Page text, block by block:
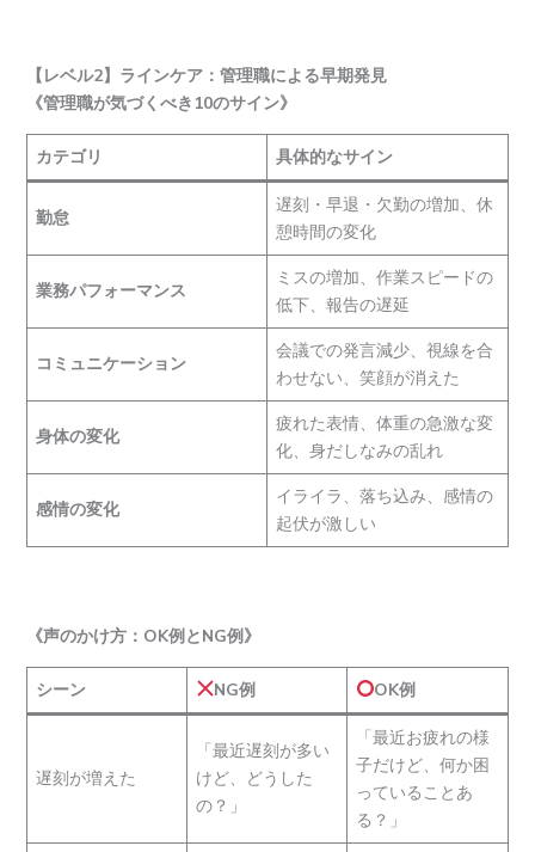
【レベル2】ラインケア：管理職による早期発見
《管理職が気づくべき10のサイン》
カテゴリ 具体的なサイン
勤怠
遅刻・早退・欠勤の増加、休
憩時間の変化
業務パフォーマンス
ミスの増加、作業スピードの
低下、報告の遅延
コミュニケーション
会議での発言減少、視線を合
わせない、笑顔が消えた
身体の変化
疲れた表情、体重の急激な変
化、身だしなみの乱れ
感情の変化
イライラ、落ち込み、感情の
起伏が激しい
《声のかけ方：OK例とNG例》
シーン NG例 OK例
遅刻が増えた
「最近遅刻が多い
けど、どうした
の？」
「最近お疲れの様
子だけど、何か困
っていることあ
る？」